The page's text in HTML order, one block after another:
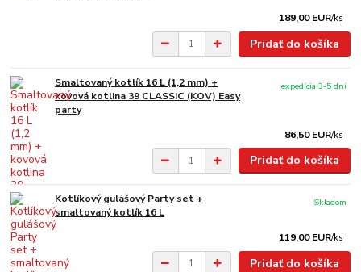
189,00 EUR/ks
Pridať do košíka
Smaltovaný kotlík 16 L (1,2 mm) +
kovová kotlina 39 CLASSIC (KOV) Easy
party
86,50 EUR/ks
expedícia 3-5 dní
Pridať do košíka
Kotlíkový gulášový Party set +
smaltovaný kotlík 16 L
119,00 EUR/ks
Skladom
Pridať do košíka